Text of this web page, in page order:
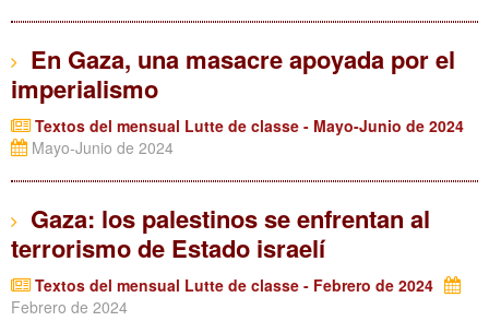
En Gaza, una masacre apoyada por el
imperialismo
Textos del mensual Lutte de classe - Mayo-Junio de 2024
Mayo-Junio de 2024
Gaza: los palestinos se enfrentan al
terrorismo de Estado israelí
Textos del mensual Lutte de classe - Febrero de 2024
Febrero de 2024